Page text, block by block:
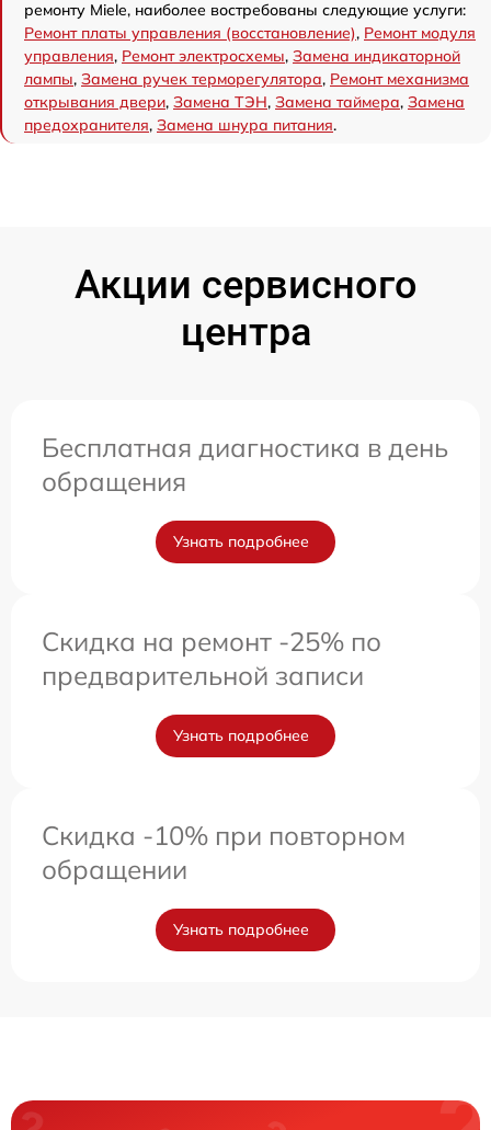
ремонту Miele, наиболее востребованы следующие услуги:
Ремонт платы управления (восстановление), Ремонт модуля
управления, Ремонт электросхемы, Замена индикаторной
лампы, Замена ручек терморегулятора, Ремонт механизма
открывания двери, Замена ТЭН, Замена таймера, Замена
предохранителя, Замена шнура питания.
Акции сервисного
центра
Бесплатная диагностика в день
обращения
Узнать подробнее
Скидка на ремонт -25% по
предварительной записи
Узнать подробнее
Скидка -10% при повторном
обращении
Узнать подробнее